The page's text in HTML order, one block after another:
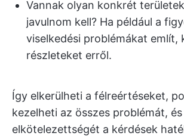
Vannak olyan konkrét
javulnom kell? Ha például a
viselkedési problémákat említ,
részleteket erről.
Így elkerülheti a félreértéseket,
kezelheti az összes problémát,
elkötelezettségét a kérdések